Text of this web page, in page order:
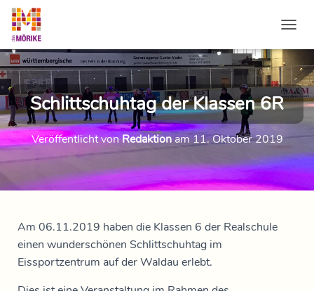
Schlittschuhtag der Klassen 6R
Veröffentlicht vonRedaktionam11. Oktober 2019
Am 06.11.2019 haben die Klassen 6 der Realschule
einen wunderschönen Schlittschuhtag im
Eissportzentrum auf der Waldau erlebt.